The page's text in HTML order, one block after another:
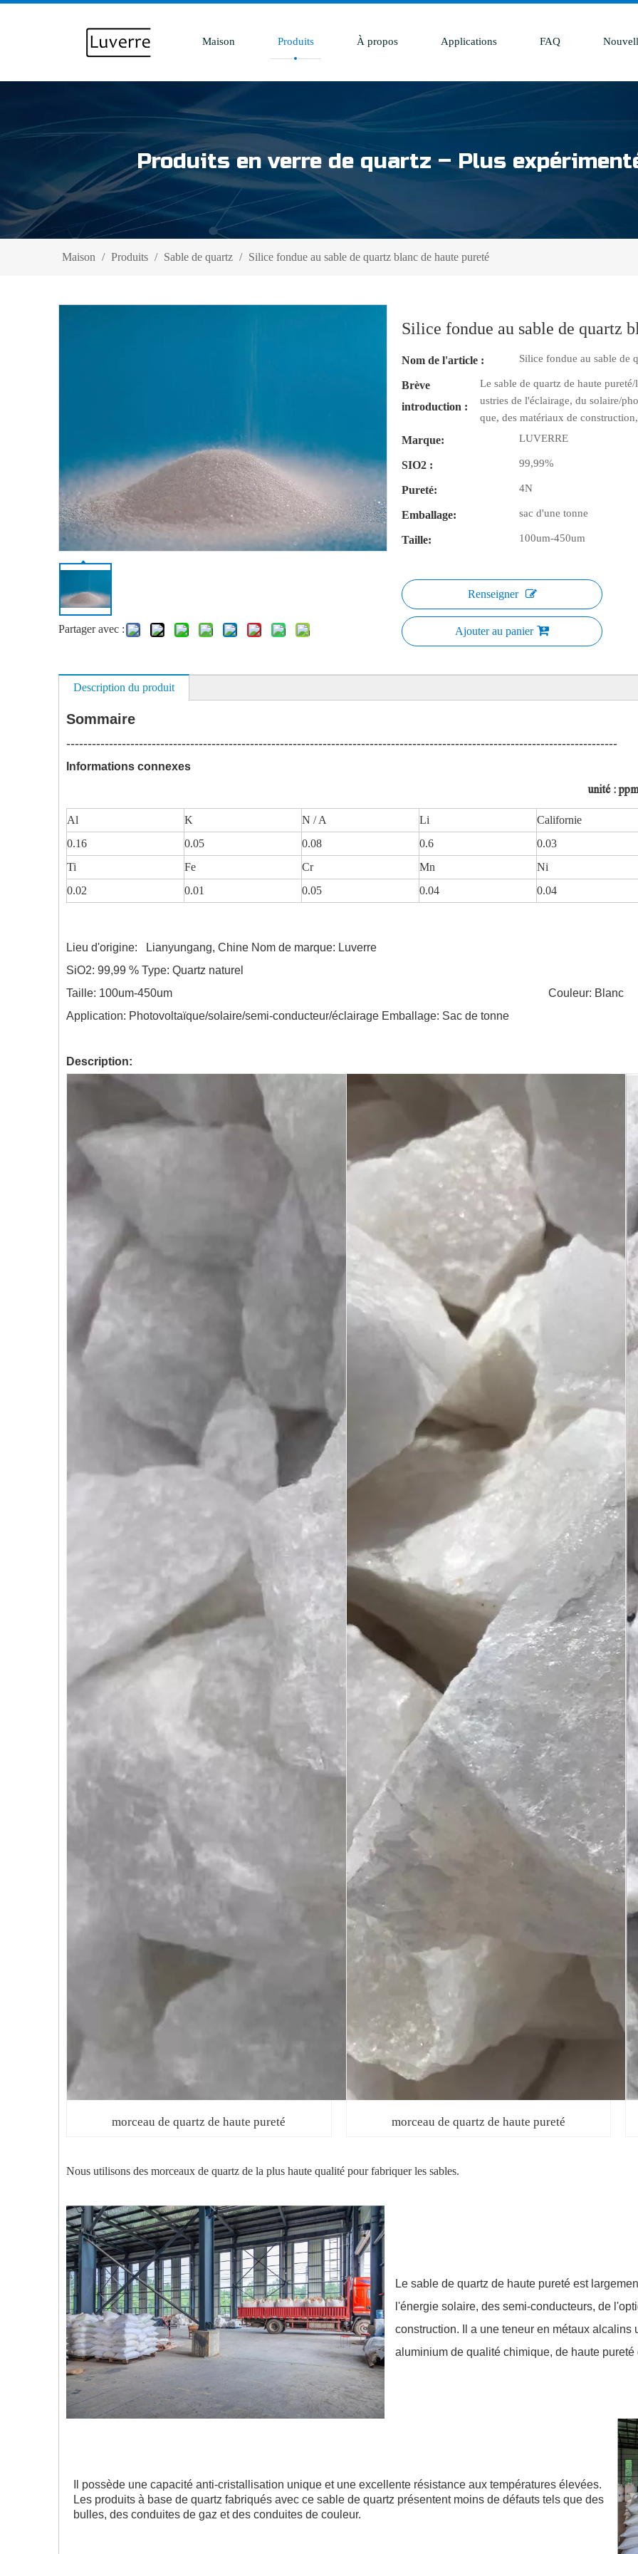
Maison Produits À propos Applications FAQ
Produits en verre de quartz – Plus
Maison / Produits / Sable de quartz / Silice fondue au sable de quartz blanc de haute pureté
Partager avec :
Silice fondue au sable de quartz
Nom de l'article : Silice fondue au sable de
Brève
introduction :
Le sable de quartz de haute
ustries de l'éclairage, du solaire/
que, des matériaux de
Marque: LUVERRE
SIO2 : 99,99%
Pureté: 4N
Emballage: sac d'une tonne
Taille: 100um-450um
Renseigner
Ajouter au panier
Description du produit
Sommaire
---------------------------------------------------------------------------------------------------------------------------------
Informations connexes
unité : ppm
Al K N / A Li Californie
0.16
0.05 0.08 0.6 0.03
Ti
Fe Cr Mn Ni
0.02
0.01 0.05 0.04 0.04
Lieu d'origine:
Lianyungang, Chine Nom de marque: Luverre
SiO2: 99,99 % Type: Quartz naturel
Taille: 100um-450um
Couleur: Blanc
Application: Photovoltaïque/solaire/semi-conducteur/éclairage Emballage: Sac de tonne
Description:
morceau de quartz de haute pureté morceau de quartz de haute pureté
Nous utilisons des morceaux de quartz de la plus haute qualité pour fabriquer les sables.
Le sable de quartz de haute pureté est
l'énergie solaire, des semi-conducteurs, de
construction. Il a une teneur en métaux
aluminium de qualité chimique, de haute pureté
Il possède une capacité anti-cristallisation unique et une excellente résistance aux températures élevées.
Les produits à base de quartz fabriqués avec ce sable de quartz présentent moins de défauts tels que des
bulles, des conduites de gaz et des conduites de couleur.